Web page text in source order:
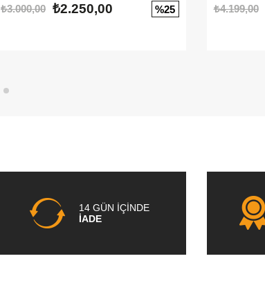
₺3.000,00 ₺2.250,00 %25
₺4.199,00
14 GÜN İÇİNDE
İADE